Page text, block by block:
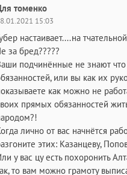
томенко
15:03
настаивает....на
за бред?????
подчинённые не знают что
или вы как их
как можно не
прямых обязанностей
лично от вас начнётся
этих: Казанцеву,
у вас цу есть похоронить
то вам можно грамоту